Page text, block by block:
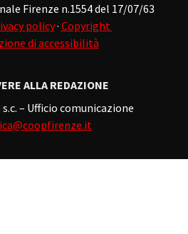
Firenze n.1554 del 17/07/63
policy· Copyright
di accessibilità
ALLA REDAZIONE
– Ufficio comunicazione